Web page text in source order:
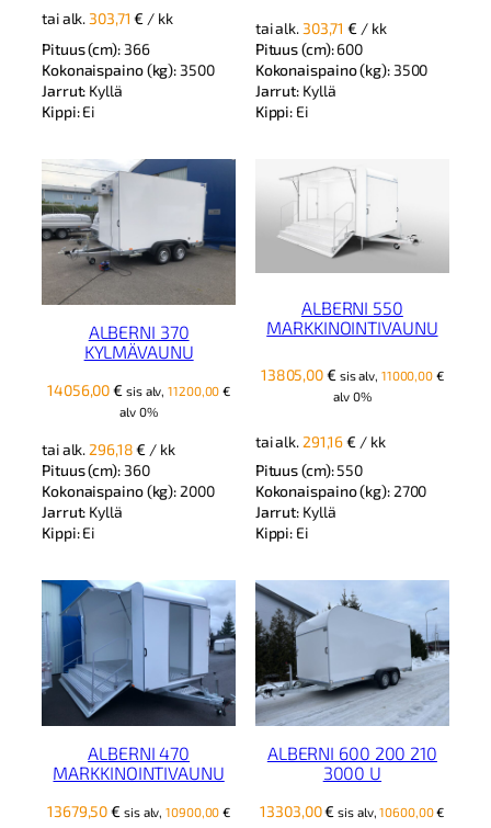
tai alk.303,71€ / kk
Pituus (cm):366
Kokonaispaino (kg):3500
Jarrut: Kyllä
Kippi:Ei
tai alk.303,71€ / kk
Pituus (cm):600
Kokonaispaino (kg):3500
Jarrut: Kyllä
Kippi: Ei
ALBERNI 370
KYLMÄVAUNU
14056,00€ sis alv,11200,00€
alv 0%
tai alk. 296,18€ / kk
Pituus (cm): 360
Kokonaispaino (kg): 2000
Jarrut: Kyllä
Kippi:Ei
ALBERNI 550
MARKKINOINTIVAUNU
13805,00€ sis alv, 11000,00 €
alv 0%
tai alk. 291,16€ / kk
Pituus (cm):550
Kokonaispaino (kg): 2700
Jarrut: Kyllä
Kippi: Ei
ALBERNI 470
MARKKINOINTIVAUNU
13679,50€ sis alv,10900,00€
ALBERNI 600 200 210
3000 U
13303,00€ sis alv,10600,00€